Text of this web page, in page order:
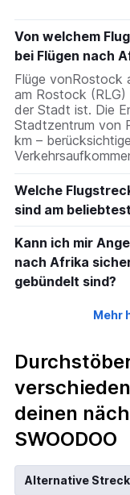
Von welchem
bei Flügen nach
Flüge vonRostock
am Rostock (RLG)
der Stadt ist. Die
Stadtzentrum von
km –
Welche
sind am
Kann ich mir
nach Afrika
gebündelt sind?
Mehr
deinen
SWOODOO
Alternative